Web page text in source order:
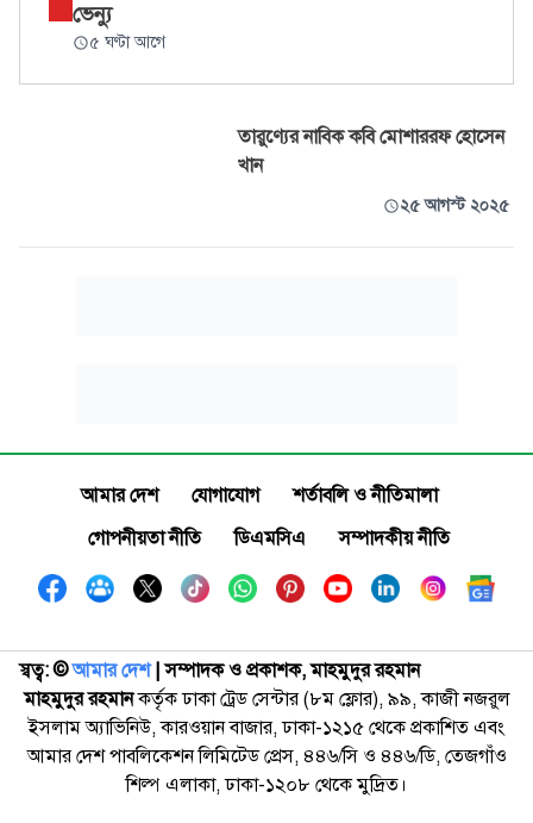
ভেন্যু
৫ ঘণ্টা আগে
তারুণ্যের নাবিক কবি মোশাররফ হোসেন
খান
২৫ আগস্ট ২০২৫
আমার দেশ যোগাযোগ
শর্তাবলি ও নীতিমালা
গোপনীয়তা নীতি
ডিএমসিএ সম্পাদকীয় নীতি
স্বত্ব: ©️আমার দেশ| সম্পাদক ও প্রকাশক, মাহমুদুর রহমান
মাহমুদুর রহমানকর্তৃক ঢাকা ট্রেড সেন্টার (৮ম ফ্লোর), ৯৯, কাজী নজরুল
ইসলাম অ্যাভিনিউ, কারওয়ান বাজার, ঢাকা-১২১৫ থেকে প্রকাশিত এবং
আমার দেশ পাবলিকেশন লিমিটেড প্রেস, ৪৪৬/সি ও ৪৪৬/ডি, তেজগাঁও
শিল্প এলাকা, ঢাকা-১২০৮ থেকে মুদ্রিত।